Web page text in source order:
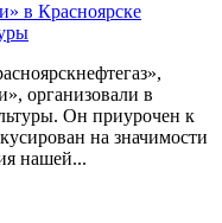
в Красноярске
организовали в
Он приурочен к
на значимости
нашей...